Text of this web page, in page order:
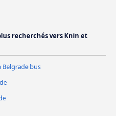
recherchés vers Knin et
Belgrade bus